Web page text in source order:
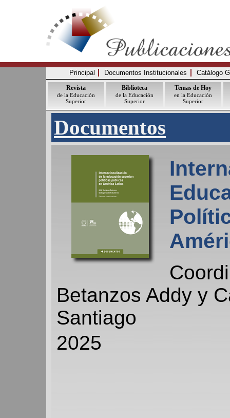
Principal Documentos Institucionales Catálogo
Revista
de la Educación
Superior
Biblioteca
de la Educación
Superior
Temas de Hoy
en la Educación
Superior
Documentos
Betanzos Addy y
Santiago
2025